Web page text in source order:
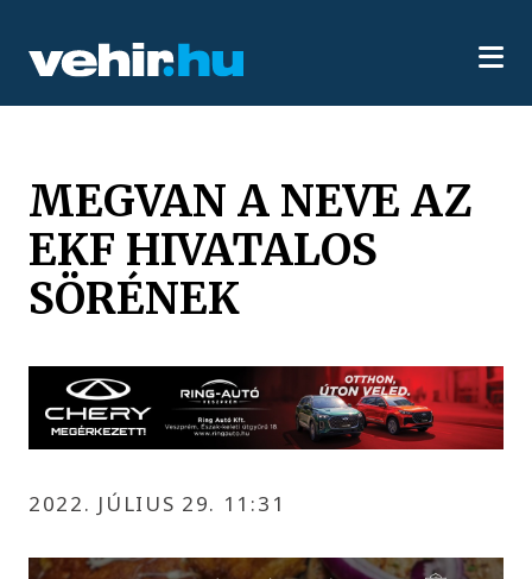
MEGVAN A NEVE AZ
EKF HIVATALOS
SÖRÉNEK
2022. JÚLIUS 29. 11:31